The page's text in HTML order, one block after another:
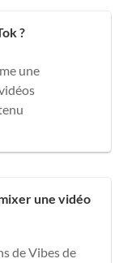
?
une
une vidéo
de Vibes de